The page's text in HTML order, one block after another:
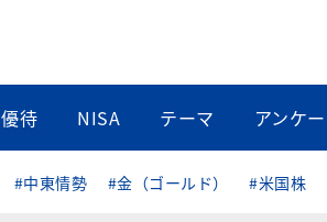
優待 NISA テーマ アンケ
#中東情勢 #金（ゴールド） #米国株